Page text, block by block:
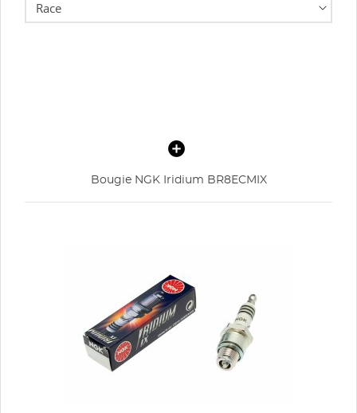
Bougie NGK Iridium BR8ECMIX